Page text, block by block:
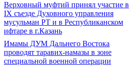
Верховный муфтий принял участие в
IХ съезде Духовного управления
мусульман РТ и в Республиканском
ифтаре в г.Казань
Имамы ДУМ Дальнего Востока
проводят таравих-намазы в зоне
специальной военной операции